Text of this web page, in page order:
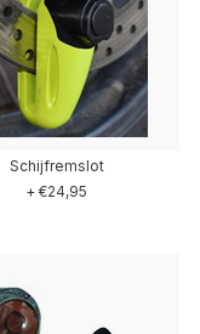
Schijfremslot
+ €24,95